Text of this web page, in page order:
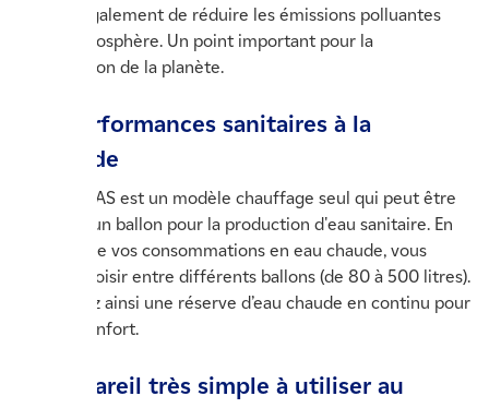
permet également de réduire les émissions polluantes
dans l'atmosphère. Un point important pour la
préservation de la planète.
Des performances sanitaires à la
demande
La Thema AS est un modèle chauffage seul qui peut être
associé à un ballon pour la production d'eau sanitaire. En
fonction de vos consommations en eau chaude, vous
pouvez choisir entre différents ballons (de 80 à 500 litres).
Vous aurez ainsi une réserve d’eau chaude en continu pour
plus de confort.
Un appareil très simple à utiliser au